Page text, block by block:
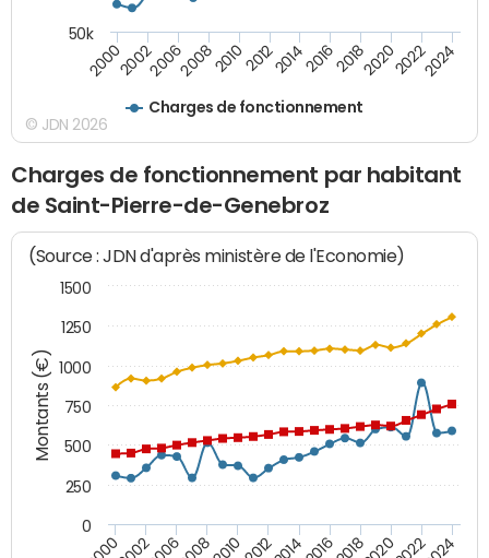
Charges de fonctionnement
200020022006200820102012201420162018202020222024
50k
© JDN 2026
Charges de fonctionnement par habitant
de Saint-Pierre-de-Genebroz
Montants (€)
(Source : JDN d'après ministère de l'Economie)
20102012201420162018
0
250
500
750
1000
1250
1500